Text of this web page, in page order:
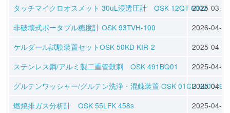
タッチマイクロオスメット 30uL浸透圧計 OSK 12QT 60022025-03-30
非破壊式ポータブル糖度計 OSK 93TVH-100
2026-04-22
ケルダール試験装置セットOSK 50KD KIR-2
2025-04-11
ステンレス鋼/アルミ製二重管穀刺 OSK 491BQ01
2025-04-04
グルテンワッシャー/グルテン洗浄・混錬装置 OSK 01CU 6000 /
2025-04-04
燃焼排ガス分析計 OSK 55LFK 458s
2025-04-08